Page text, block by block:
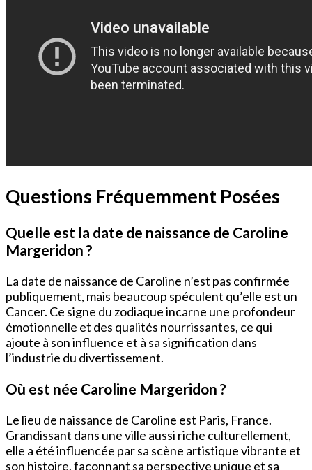
Questions Fréquemment Posées
Quelle est la date de naissance de Caroline
Margeridon ?
La date de naissance de Caroline n’est pas confirmée
publiquement, mais beaucoup spéculent qu’elle est un
Cancer. Ce signe du zodiaque incarne une profondeur
émotionnelle et des qualités nourrissantes, ce qui
ajoute à son influence et à sa signification dans
l’industrie du divertissement.
Où est née Caroline Margeridon ?
Le lieu de naissance de Caroline est Paris, France.
Grandissant dans une ville aussi riche culturellement,
elle a été influencée par sa scène artistique vibrante et
son histoire, façonnant sa perspective unique et sa